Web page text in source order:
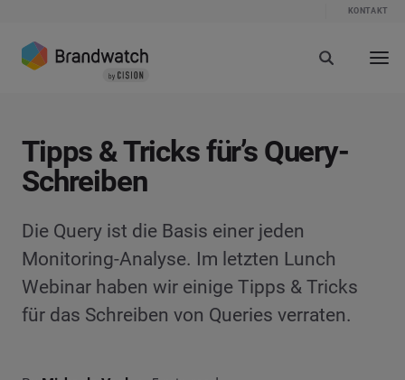
KONTAKT
Tipps & Tricks für’s Query-
Schreiben
Die Query ist die Basis einer jeden
Monitoring-Analyse. Im letzten Lunch
Webinar haben wir einige Tipps & Tricks
für das Schreiben von Queries verraten.